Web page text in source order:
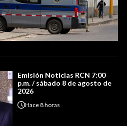
Emisión Noticias RCN 7:00
p.m. / sábado 8 de agosto de
2026
Hace8 horas